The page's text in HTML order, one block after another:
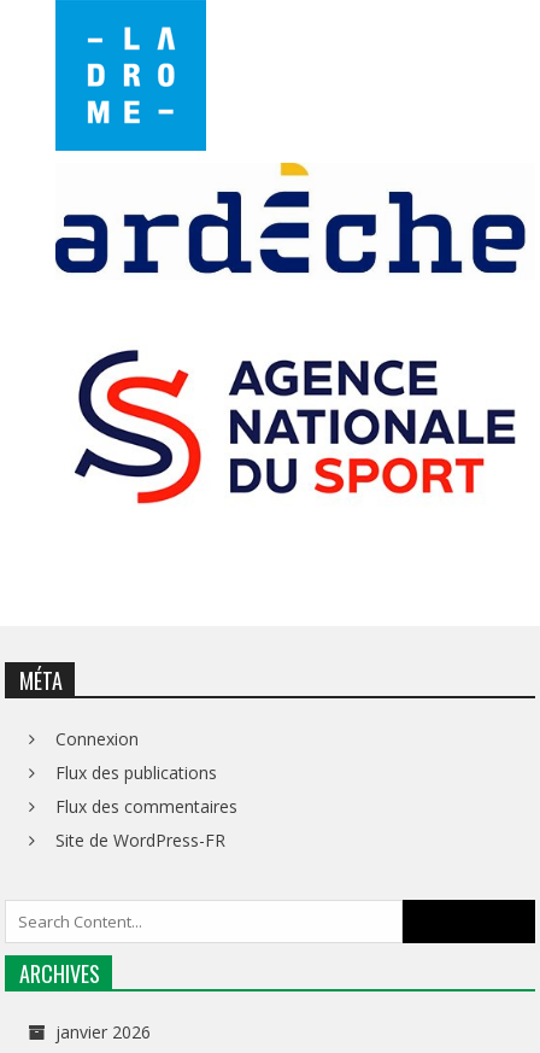
MÉTA
Connexion
Flux des publications
Flux des commentaires
Site de WordPress-FR
ARCHIVES
janvier 2026